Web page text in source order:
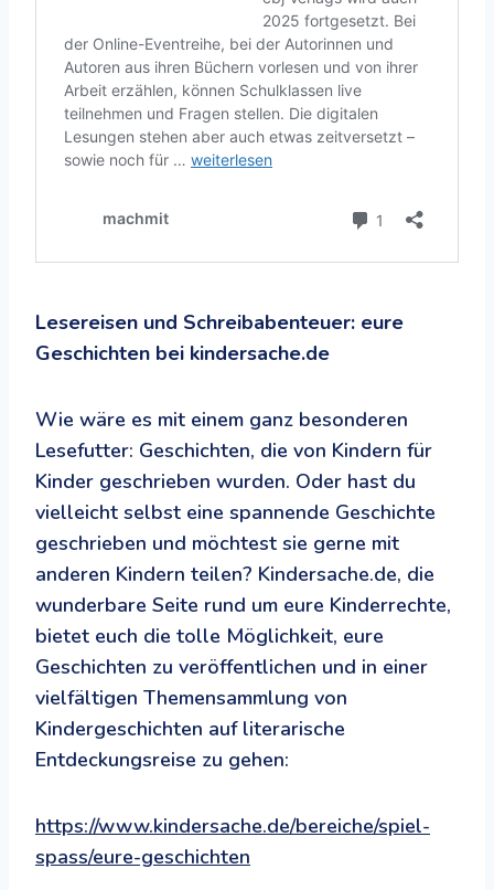
Lesereisen und Schreibabenteuer: eure
Geschichten bei kindersache.de
Wie wäre es mit einem ganz besonderen
Lesefutter: Geschichten, die von Kindern für
Kinder geschrieben wurden. Oder hast du
vielleicht selbst eine spannende Geschichte
geschrieben und möchtest sie gerne mit
anderen Kindern teilen? Kindersache.de, die
wunderbare Seite rund um eure Kinderrechte,
bietet euch die tolle Möglichkeit, eure
Geschichten zu veröffentlichen und in einer
vielfältigen Themensammlung von
Kindergeschichten auf literarische
Entdeckungsreise zu gehen:
https://www.kindersache.de/bereiche/spiel-
spass/eure-geschichten